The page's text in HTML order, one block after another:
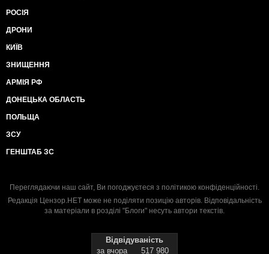
РОСІЯ
ДРОНИ
КИЇВ
ЗНИЩЕННЯ
АРМІЯ РФ
ДОНЕЦЬКА ОБЛАСТЬ
ПОЛЬЩА
ЗСУ
ГЕНШТАБ ЗС
Переглядаючи наш сайт, Ви погоджуєтеся з політикою конфіденційності.
Редакція Цензор.НЕТ може не поділяти позицію авторів. Відповідальність
за матеріали в розділі "Блоги" несуть автори текстів.
Відвідуваність
за вчора
517 980